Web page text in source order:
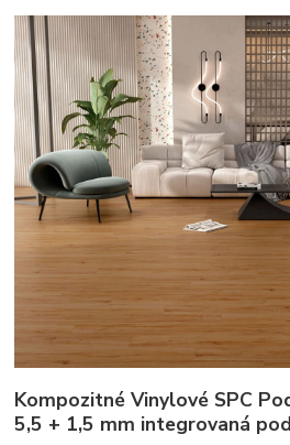
Kompozitné Vinylové SPC
5,5 + 1,5 mm integrovaná